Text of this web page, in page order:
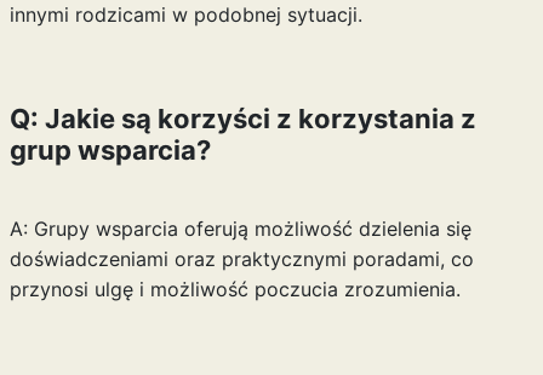
innymi rodzicami w podobnej sytuacji.
Q: Jakie są korzyści z korzystania z
grup wsparcia?
A: Grupy wsparcia oferują możliwość dzielenia się
doświadczeniami oraz praktycznymi poradami, co
przynosi ulgę i możliwość poczucia zrozumienia.